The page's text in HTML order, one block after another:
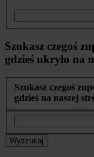
Szukasz czegoś
gdzieś ukryło na
Szukasz czegoś
gdzieś na naszej
Wyszukaj